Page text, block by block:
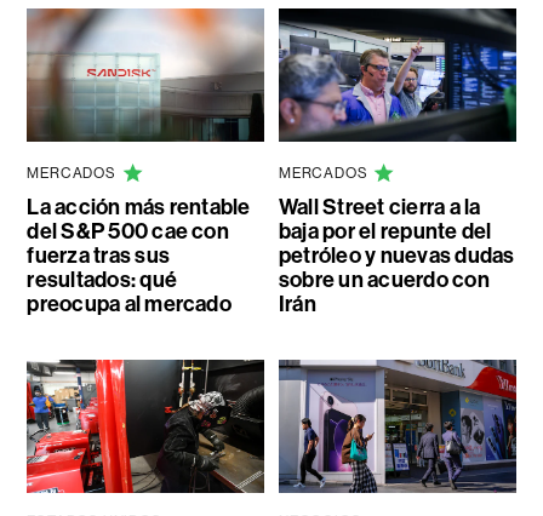
MERCADOS
La acción más rentable
del S&P 500 cae con
fuerza tras sus
resultados: qué
preocupa al mercado
MERCADOS
Wall Street cierra a la
baja por el repunte del
petróleo y nuevas dudas
sobre un acuerdo con
Irán